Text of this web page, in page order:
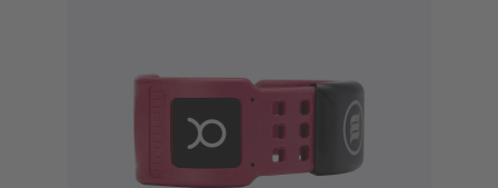
IN DEN WARENKORB